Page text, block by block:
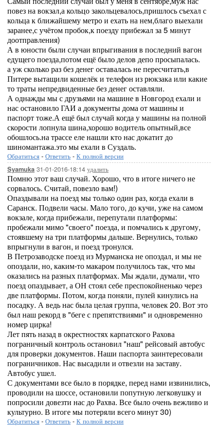
повез на вокзал,а кольцо закольцевалось,пришлось съехал с
кольца к ближайшему метро и ехать на нем,благо выехали
заранее,с учётом пробок,к поезду прибежал за 5 минут
доотправления)
А в юности были случаи впрыгивания в последний вагон
едущего поезда,потом ещё было делов депо просыпалась.
а уж сколько раз без денег оставалась не пересчитать,в
Питере вытащили кошелёк и телефон из рюкзака или какие
то траты непредвиденные без денег оставляли.
А однажды мы с друзьями на машине в Новгород ехали и
нас остановило ГАИ а документы дома от машины и
паспорт тоже.А ещё был случай когда у машины на полной
скорости лопнула шина,хорошо водитель опытный,все
обошлось.на трассе еле нашли кто нас докатит до
шиномантажа.это мы ехали в Суздаль.
Обратиться - Ответить - К полной версии
Syamuka 31-01-2016-18:14 удалить
Помню этот ваш случай. Хорошо, что в итоге ничего не
сорвалось. Считай, повезло вам!)
Опаздывали на поезд мы только один раз, когда ехали в
Саранск. Подвели часы. Мало того, до кучи, уже на самом
вокзале, когда прибежали, перепутали платформы:
пробежали мимо "своего" поезда, и помчались к другому,
стоявшему на три платформы дальше. Вернулись, только
впрыгнули в вагон, и поезд тронулся.
В Петрозаводске поезд из Мурманска не опоздал, и мы не
опоздали, но, каким-то макаром получилось так, что мы
оказались на разных платформах. Мы ждали, думали, что
поезд опаздывает, а ОН стоял себе преспокойненько через
две платформы. Потом, когда поняли, пулей кинулись на
посадку. А ведь нас была целая группа, человек 20. Вот это
был наш рекорд в "беге с препятствиями" и одновременно
номер цирка!
Лет пять назад в окрестностях карпатского Рахова
пограничный контроль остановил "наш" рейсовый автобус
для проверки документов. Наши паспорта заинтересовали
пограничников. Нас высадили и отвезли на заставу.
Автобус ушел.
С документами все было в порядке, перед нами извинились,
проводили на шоссе, остановили попутную легковушку и
попросили довезти нас до Рахва. Все было очень вежливо и
культурно. В итоге мы потеряли всего минут 30)
Обратиться - Ответить - К полной версии